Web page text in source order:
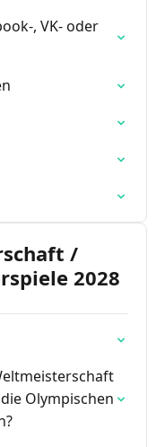
, VK- oder
/
2028
Olympischen